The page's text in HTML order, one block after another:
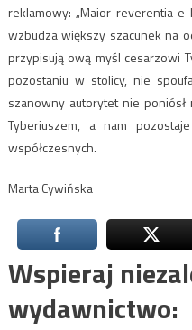
reklamowy: „Maior reverentia e
wzbudza większy szacunek na
przypisują ową myśl cesarzowi
pozostaniu w stolicy, nie
szanowny autorytet nie poniósł
Tyberiuszem, a nam
współczesnych.
Marta Cywińska
Wspieraj
wydawnictwo: